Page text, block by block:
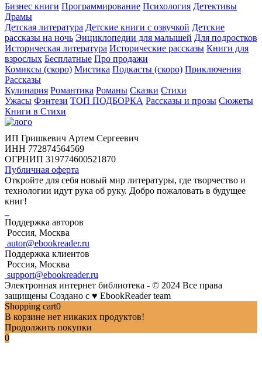
Бизнес книги Программирование Психология Детективы
Драмы
Детская литература Детские книги с озвучкой Детские
рассказы на ночь Энциклопедии для малышей Для подростков
Историческая литература Исторические рассказы Книги для
взрослых Бесплатные Про продажи
Комиксы (скоро) Мистика Подкасты (скоро) Приключения
Рассказы
Кулинария Романтика Романы Сказки Стихи
Ужасы Фэнтези ТОП ПОДБОРКА Рассказы и прозы Сюжеты
Книги в Стихи
ИП Гришкевич Артем Сергеевич
ИНН 772874564569
ОГРНИП 319774600521870
Публичная оферта
Откройте для себя новый мир литературы, где творчество и
технологии идут рука об руку. Добро пожаловать в будущее
книг!
Поддержка авторов
Россия, Москва
autor@ebookreader.ru
Поддержка клиентов
Россия, Москва
support@ebookreader.ru
Электронная интернет библиотека - © 2024 Все права
защищены Создано с ♥ EbookReader team
Shopping cart0
В корзине нет никаких продуктов!
Продолжить покупки
0